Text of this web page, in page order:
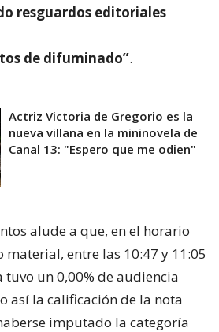
resguardos editoriales
de difuminado”.
Actriz Victoria de Gregorio es la
nueva villana en la mininovela de
Canal 13: "Espero que me odien"
alude a que, en el horario
material, entre las 10:47 y 11:05
tuvo un 0,00% de audiencia
así la calificación de la nota
imputado la categoría